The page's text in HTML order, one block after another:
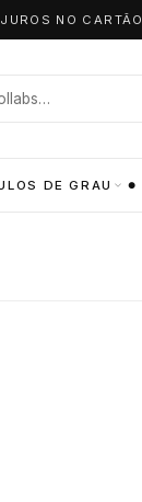
NO CARTÃO
DE GRAU